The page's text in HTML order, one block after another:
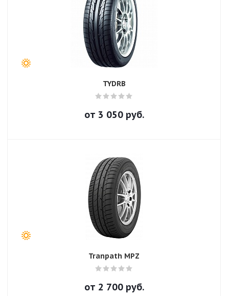
TYDRB
от 3 050руб.
Tranpath MPZ
от 2 700руб.